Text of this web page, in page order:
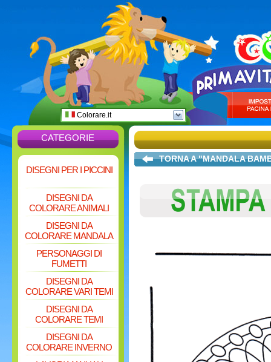
Colorare.it
CATEGORIE
DISEGNI PER I PICCINI
DISEGNI DA
COLORARE ANIMALI
DISEGNI DA
COLORARE MANDALA
PERSONAGGI DI
FUMETTI
DISEGNI DA
COLORARE VARI TEMI
DISEGNI DA
COLORARE TEMI
DISEGNI DA
COLORARE INVERNO
TORNA A "MANDALA